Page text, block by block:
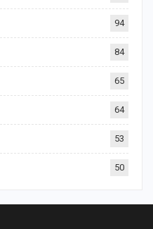
94
84
65
64
53
50